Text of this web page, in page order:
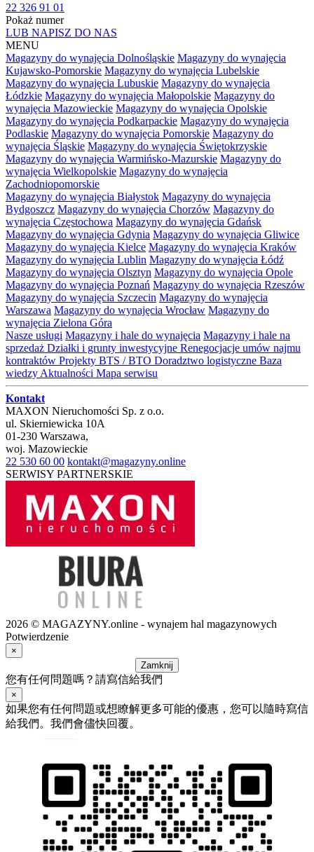
22 326 91 01
Pokaż numer
LUB NAPISZ DO NAS
MENU
Magazyny do wynajęcia Dolnośląskie Magazyny do wynajęcia
Kujawsko-Pomorskie Magazyny do wynajęcia Lubelskie
Magazyny do wynajęcia Lubuskie Magazyny do wynajęcia
Łódzkie Magazyny do wynajęcia Małopolskie Magazyny do
wynajęcia Mazowieckie Magazyny do wynajęcia Opolskie
Magazyny do wynajęcia Podkarpackie Magazyny do wynajęcia
Podlaskie Magazyny do wynajęcia Pomorskie Magazyny do
wynajęcia Śląskie Magazyny do wynajęcia Świętokrzyskie
Magazyny do wynajęcia Warmińsko-Mazurskie Magazyny do
wynajęcia Wielkopolskie Magazyny do wynajęcia
Zachodniopomorskie
Magazyny do wynajęcia Białystok Magazyny do wynajęcia
Bydgoszcz Magazyny do wynajęcia Chorzów Magazyny do
wynajęcia Częstochowa Magazyny do wynajęcia Gdańsk
Magazyny do wynajęcia Gdynia Magazyny do wynajęcia Gliwice
Magazyny do wynajęcia Kielce Magazyny do wynajęcia Kraków
Magazyny do wynajęcia Lublin Magazyny do wynajęcia Łódź
Magazyny do wynajęcia Olsztyn Magazyny do wynajęcia Opole
Magazyny do wynajęcia Poznań Magazyny do wynajęcia Rzeszów
Magazyny do wynajęcia Szczecin Magazyny do wynajęcia
Warszawa Magazyny do wynajęcia Wrocław Magazyny do
wynajęcia Zielona Góra
Nasze usługi Magazyny i hale do wynajęcia Magazyny i hale na
sprzedaż Działki i grunty inwestycyjne Renegocjacje umów najmu
kontraktów Projekty BTS / BTO Doradztwo logistyczne Baza
wiedzy Aktualności Mapa serwisu
Kontakt
MAXON Nieruchomości Sp. z o.o.
ul. Skierniewicka 10A
01-230 Warszawa,
woj. Mazowieckie
22 530 60 00 kontakt@magazyny.online
SERWISY PARTNERSKIE
2026 © MAGAZYNY.online - wynajem hal magazynowych
Potwierdzenie
×
Zamknij
您有任何問題嗎？請寫信給我們
×
如果您有任何問題或想瞭解更多可能的優惠，您可以隨時寫信
給我們。我們會儘快回覆。